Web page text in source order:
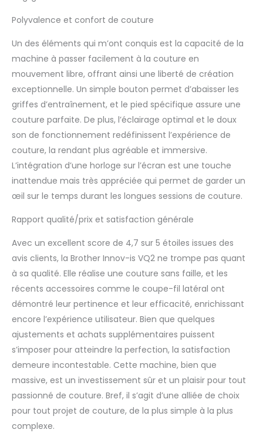
Polyvalence et confort de couture
Un des éléments qui m’ont conquis est la capacité de la
machine à passer facilement à la couture en
mouvement libre, offrant ainsi une liberté de création
exceptionnelle. Un simple bouton permet d’abaisser les
griffes d’entraînement, et le pied spécifique assure une
couture parfaite. De plus, l’éclairage optimal et le doux
son de fonctionnement redéfinissent l’expérience de
couture, la rendant plus agréable et immersive.
L’intégration d’une horloge sur l’écran est une touche
inattendue mais très appréciée qui permet de garder un
œil sur le temps durant les longues sessions de couture.
Rapport qualité/prix et satisfaction générale
Avec un excellent score de 4,7 sur 5 étoiles issues des
avis clients, la Brother Innov-is VQ2 ne trompe pas quant
à sa qualité. Elle réalise une couture sans faille, et les
récents accessoires comme le coupe-fil latéral ont
démontré leur pertinence et leur efficacité, enrichissant
encore l’expérience utilisateur. Bien que quelques
ajustements et achats supplémentaires puissent
s’imposer pour atteindre la perfection, la satisfaction
demeure incontestable. Cette machine, bien que
massive, est un investissement sûr et un plaisir pour tout
passionné de couture. Bref, il s’agit d’une alliée de choix
pour tout projet de couture, de la plus simple à la plus
complexe.